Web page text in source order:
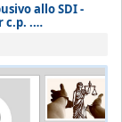
allo SDI -
c.p. .…